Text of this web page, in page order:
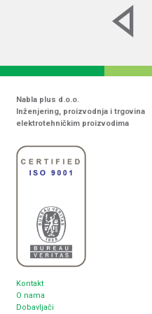
Nabla plus d.o.o.
Inženjering, proizvodnja i trgovina
elektrotehničkim proizvodima
Kontakt
O nama
Dobavljači